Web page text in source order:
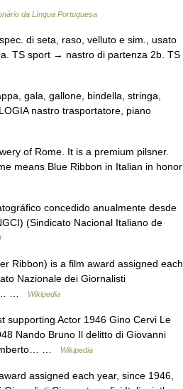
da Língua Portuguesa
di seta, raso, velluto e sim., usato
TS sport → nastro di partenza 2b. TS
gala, gallone, bindella, stringa,
nastro trasportatore, piano
of Rome. It is a premium pilsner.
means Blue Ribbon in Italian in honor
concedido anualmente desde
(Sindicato Nacional Italiano de
Ribbon) is a film award assigned each
Nazionale dei Giornalisti
…
Wikipedia
Actor 1946 Gino Cervi Le
Nando Bruno Il delitto di Giovanni
…
Wikipedia
assigned each year, since 1946,